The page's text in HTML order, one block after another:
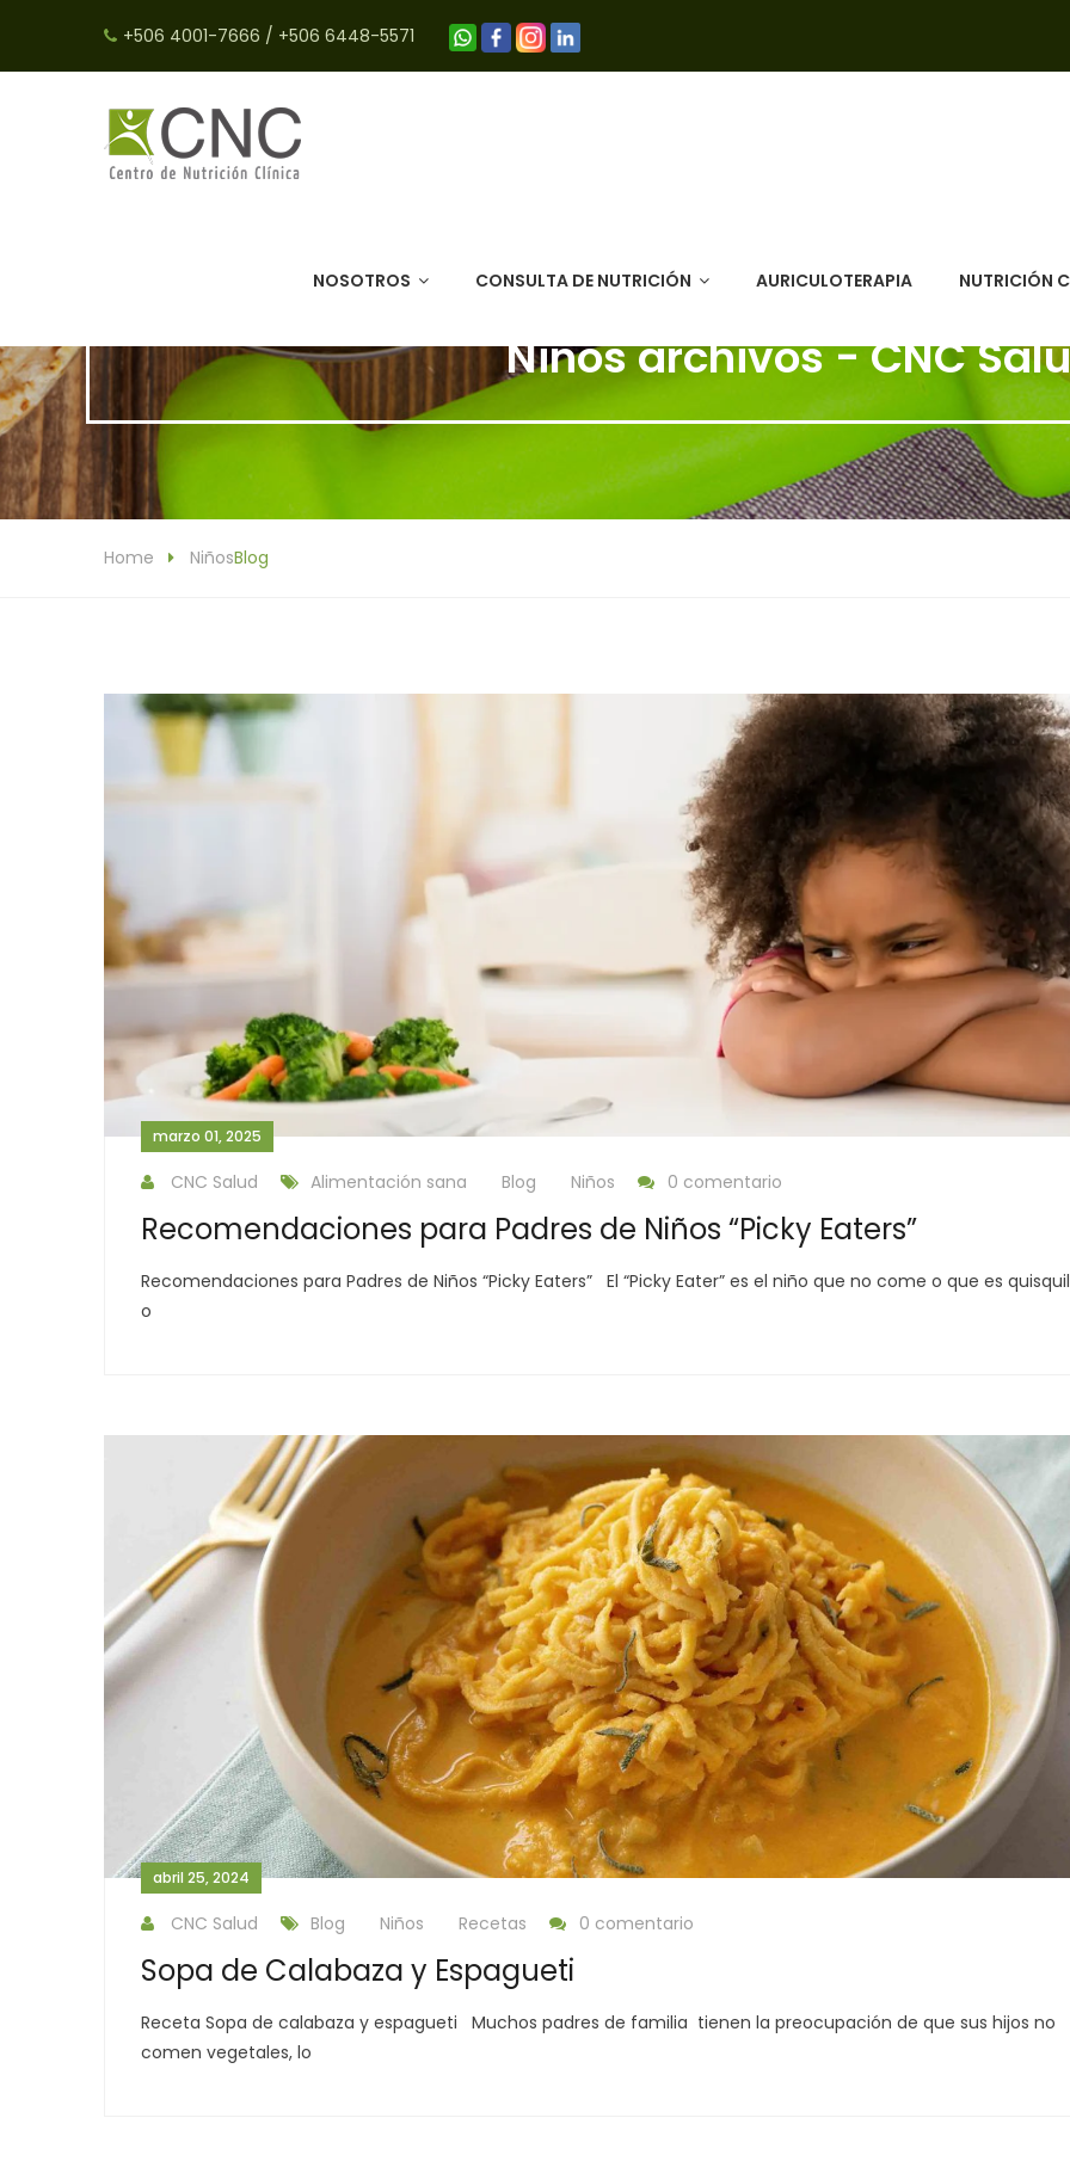
+506 4001-7666 / +506 6448-5571
NOSOTROS CONSULTA DE NUTRICIÓN AURICULOTERAPIA NUTRICIÓN
Niños archivos - CNC
Home Blog
Niños
marzo 01, 2025
CNC Salud Alimentación sana Blog Niños 0 comentario
Recomendaciones para Padres de Niños “Picky Eaters”
Recomendaciones para Padres de Niños “Picky Eaters” El “Picky Eater” es el niño que no come o que es
o
abril 25, 2024
CNC Salud Blog Niños Recetas 0 comentario
Sopa de Calabaza y Espagueti
Receta Sopa de calabaza y espagueti Muchos padres de familia tienen la preocupación de que sus hijos no
comen vegetales, lo